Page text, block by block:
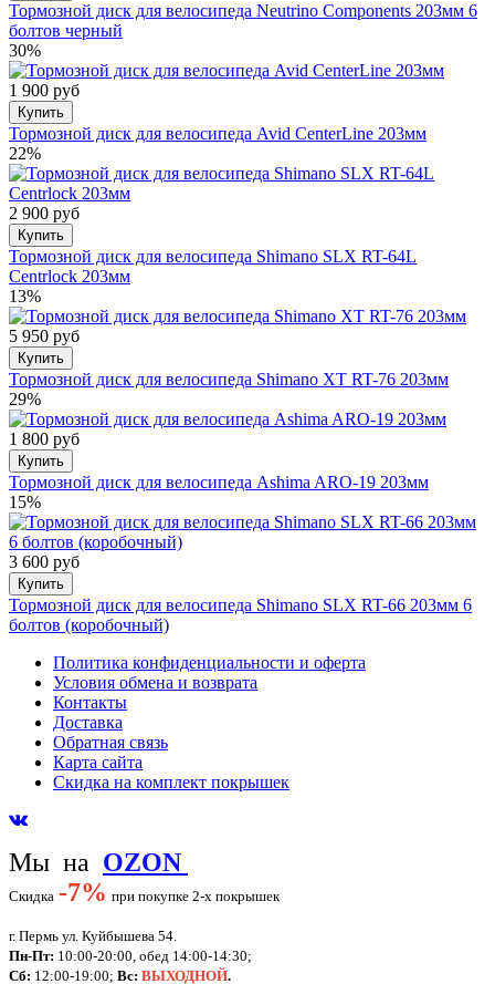
Тормозной диск для велосипеда Neutrino Components 203мм 6
болтов черный
30%
1 900 руб
Купить
Тормозной диск для велосипеда Avid CenterLine 203мм
22%
2 900 руб
Купить
Тормозной диск для велосипеда Shimano SLX RT-64L
Сentrlock 203мм
13%
5 950 руб
Купить
Тормозной диск для велосипеда Shimano XT RT-76 203мм
29%
1 800 руб
Купить
Тормозной диск для велосипеда Ashima ARO-19 203мм
15%
3 600 руб
Купить
Тормозной диск для велосипеда Shimano SLX RT-66 203мм 6
болтов (коробочный)
Политика конфиденциальности и оферта
Условия обмена и возврата
Контакты
Доставка
Обратная связь
Карта сайта
Скидка на комплект покрышек
Мы на OZON
Скидка -7% при покупке 2-х покрышек
г. Пермь ул. Куйбышева 54.
Пн-Пт: 10:00-20:00, обед 14:00-14:30;
Сб: 12:00-19:00; Вс: ВЫХОДНОЙ.